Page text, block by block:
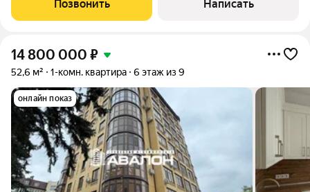
район города. Индивидуальное отопление:
Позвонить Написать
14 800 000 ₽
52,6 м² 1-комн. квартира 6 этаж из 9
онлайн показ